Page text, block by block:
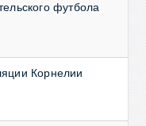
футбола
Корнелии